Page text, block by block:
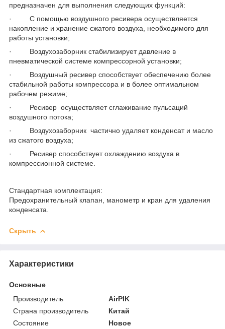
предназначен для выполнения следующих функций:
· С помощью воздушного ресивера осуществляется
накопление и хранение сжатого воздуха, необходимого для
работы установки;
· Воздухозаборник стабилизирует давление в
пневматической системе компрессорной установки;
· Воздушный ресивер способствует обеспечению более
стабильной работы компрессора и в более оптимальном
рабочем режиме;
· Ресивер осуществляет сглаживание пульсаций
воздушного потока;
· Воздухозаборник частично удаляет конденсат и масло
из сжатого воздуха;
· Ресивер способствует охлаждению воздуха в
компрессионной системе.
Стандартная комплектация:
Предохранительный клапан, манометр и кран для удаления
конденсата.
Скрыть
Характеристики
Основные
Производитель
AirPIK
Страна производитель
Китай
Состояние
Новое